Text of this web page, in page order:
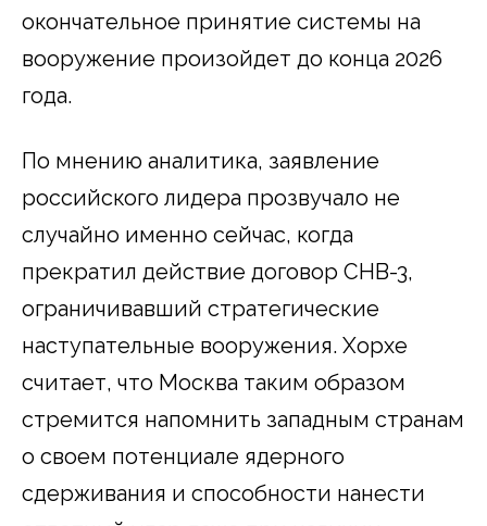
окончательное принятие системы на
вооружение произойдет до конца 2026
года.
По мнению аналитика, заявление
российского лидера прозвучало не
случайно именно сейчас, когда
прекратил действие договор СНВ-3,
ограничивавший стратегические
наступательные вооружения. Хорхе
считает, что Москва таким образом
стремится напомнить западным странам
о своем потенциале ядерного
сдерживания и способности нанести